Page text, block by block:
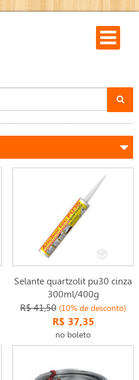
Selante quartzolit pu30 cinza
300ml/400g
R$ 41,50 (10% de desconto)
R$ 37,35
no boleto